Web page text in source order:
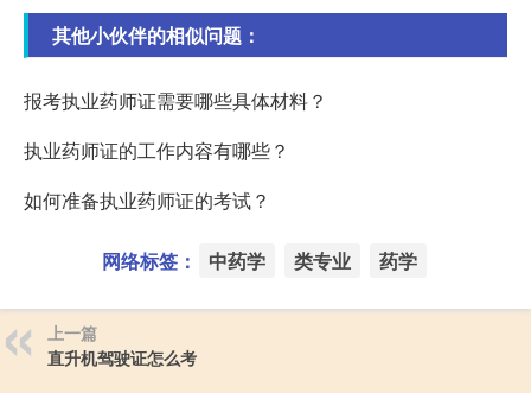
其他小伙伴的相似问题：
报考执业药师证需要哪些具体材料？
执业药师证的工作内容有哪些？
如何准备执业药师证的考试？
网络标签： 中药学 类专业 药学
上一篇
直升机驾驶证怎么考